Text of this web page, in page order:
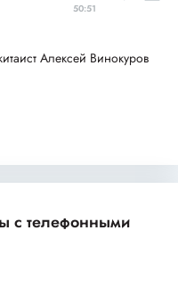
50:51
Алексей Винокуров
с телефонными